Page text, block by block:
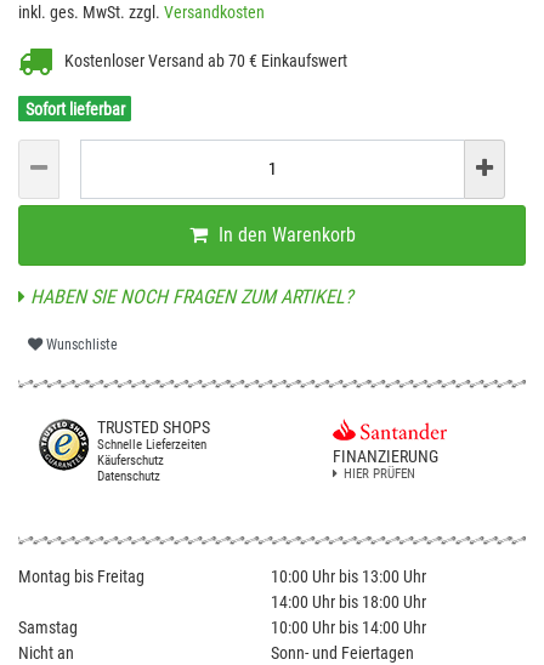
inkl. ges. MwSt. zzgl. Versandkosten
Kostenloser Versand ab 70 € Einkaufswert
Sofort lieferbar
In den Warenkorb
HABEN SIE NOCH FRAGEN ZUM ARTIKEL?
Wunschliste
TRUSTED SHOPS
Schnelle Lieferzeiten
Käuferschutz
Datenschutz
FINANZIERUNG
HIER PRÜFEN
Montag bis Freitag
10:00 Uhr bis 13:00 Uhr
14:00 Uhr bis 18:00 Uhr
Samstag
10:00 Uhr bis 14:00 Uhr
Nicht an
Sonn- und Feiertagen